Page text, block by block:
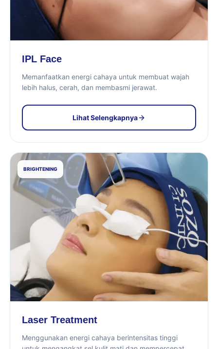
IPL Face
Memanfaatkan energi cahaya untuk membuat wajah
lebih halus, cerah, dan membasmi jerawat.
Lihat Selengkapnya
BRIGHTENING
Laser Treatment
Menggunakan energi cahaya berintensitas tinggi